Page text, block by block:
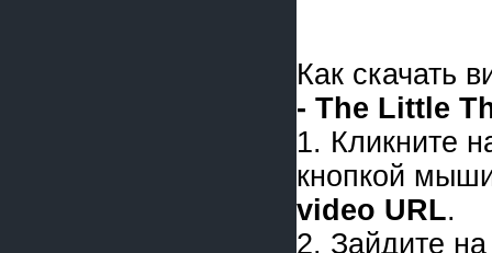
Как скачать
- The Little
1. Кликните
кнопкой
video URL.
2. Зайдите на